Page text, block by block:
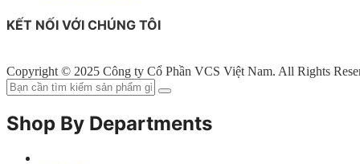
KẾT NỐI VỚI CHÚNG TÔI
Copyright © 2025 Công ty Cổ Phần VCS Việt Nam. All Rights
Shop By Departments